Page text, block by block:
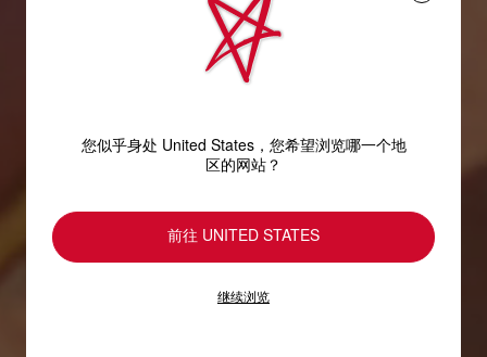
您似乎身处 United States，您希望浏览哪一个地
区的网站？
前往 UNITED STATES
继续浏览